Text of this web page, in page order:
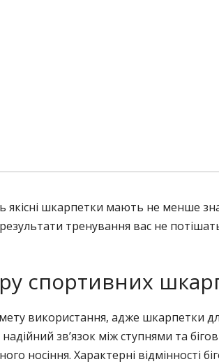
якісні шкарпетки мають не менше
тренування вас не
спортивних
використання, адже шкарпетки
зв’язок між ступнями та
носіння. Характерні відмінності